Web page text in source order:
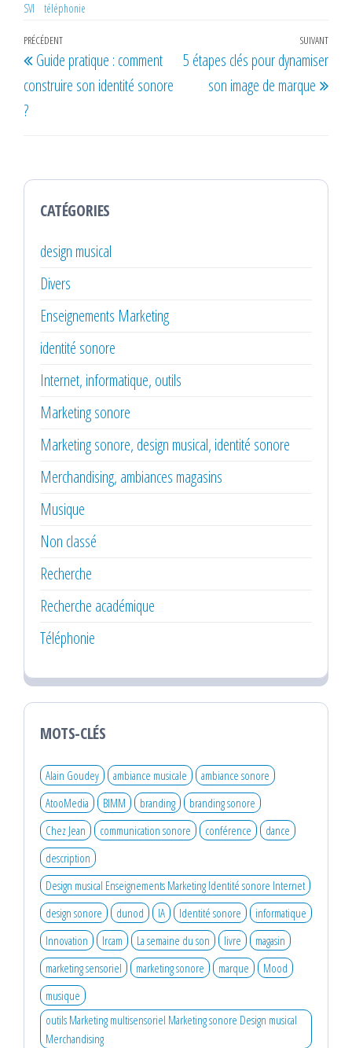
SVI
téléphonie
Navigation
de
l’article
Article
précédent
PRÉCÉDENT
Guide pratique : comment
construire son identité sonore
?
SUIVANT
5 étapes clés pour dynamiser
son image de marque
CATÉGORIES
design musical
Divers
Enseignements Marketing
identité sonore
Internet, informatique, outils
Marketing sonore
Marketing sonore, design musical, identité sonore
Merchandising, ambiances magasins
Musique
Non classé
Recherche
Recherche académique
Téléphonie
MOTS-CLÉS
Alain Goudey ambiance musicale
ambiance sonore
AtooMedia
BIMM branding
branding sonore
Chez Jean
communication sonore conférence
dance
description
Design musical Enseignements Marketing Identité sonore Internet
design sonore
dunod IA Identité sonore
informatique
Innovation
Ircam La semaine du son livre
magasin
marketing sensoriel
marketing sonore marque
Mood
musique
outils Marketing multisensoriel Marketing sonore Design musical
Merchandising